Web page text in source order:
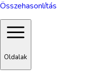
Összehasonlítás
Oldalak